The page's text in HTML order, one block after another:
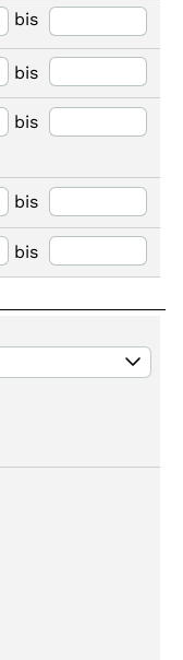
bis
bis
bis
bis
bis